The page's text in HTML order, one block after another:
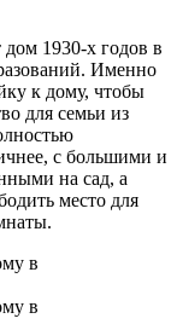
дом 1930-х годов в
Именно
к дому, чтобы
для семьи из
с большими и
на сад, а
место для